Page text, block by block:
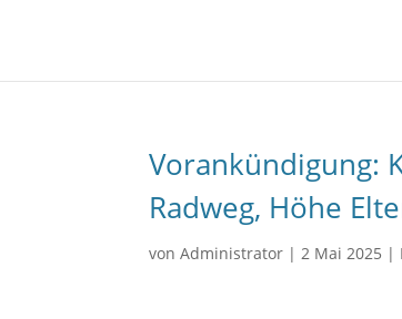
Vorankündigung:
Radweg, Höhe
vonAdministrator |2 Mai 2025 |